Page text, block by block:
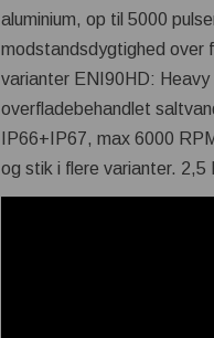
aluminium, op til 5000
modstandsdygtighed over
varianter ENI90HD:
overfladebehandlet
IP66+IP67, max 6000
og stik i flere varianter. 2,5